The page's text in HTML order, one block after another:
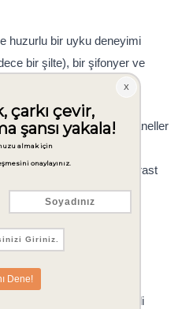
huzurlu bir uyku deneyimi
bir şilte), bir şifonyer ve
yeterli olabilir.
olan ve mazel kaplama paneller
keten döşemeli
deniz manzaralarıyla kontrast
Banyo
dekorasyonun en etkili